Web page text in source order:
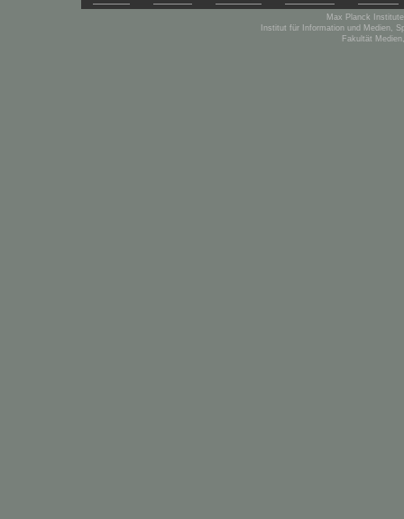
Max Planck
Institut für Information und Medien,
Fakultät